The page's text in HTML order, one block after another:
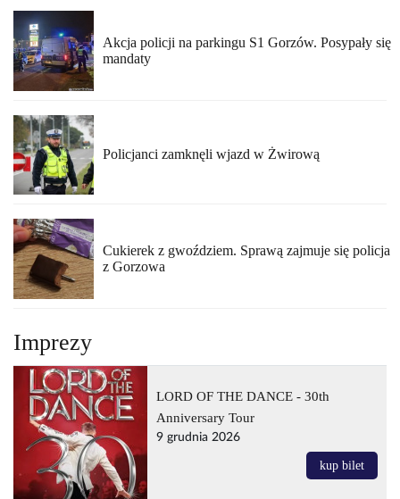
Akcja policji na parkingu S1 Gorzów. Posypały się
mandaty
Policjanci zamknęli wjazd w Żwirową
Cukierek z gwoździem. Sprawą zajmuje się policja
z Gorzowa
Imprezy
LORD OF THE DANCE - 30th
Anniversary Tour
9 grudnia 2026
kup bilet